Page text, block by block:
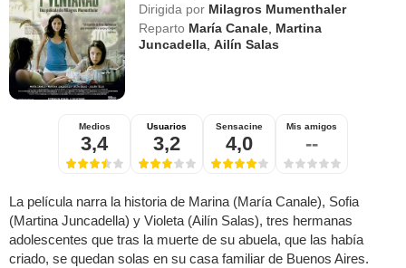
Dirigida por Milagros Mumenthaler
Reparto María Canale Martina
Juncadella ,Ailín Salas
Medios
3,4
Usuarios
3,2
Sensacine
4,0
Mis amigos
--
La película narra la historia de Marina (María Canale), Sofia
(Martina Juncadella) y Violeta (Ailín Salas), tres hermanas
adolescentes que tras la muerte de su abuela, que las había
criado, se quedan solas en su casa familiar de Buenos Aires.